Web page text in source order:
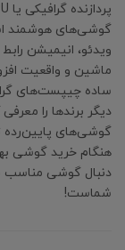
گوشی‌های هوشمند
ویدئو، انیمیشن
ماشین و واقعیت
دیگر برندها را
گوشی‌های پایین‌رده
هنگام خرید گوشی
دنبال گوشی مناسب
شماست!